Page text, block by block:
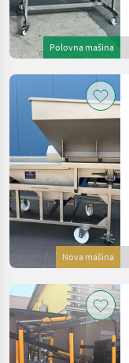
Polovna mašina
Nova mašina